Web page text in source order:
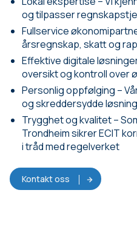
og tilpasser
Fullservice
årsregnskap, skatt og
Effektive digitale
oversikt og kontroll over
Personlig oppfølging –
og skreddersydde
Trygghet og kvalitet –
Trondheim sikrer ECIT
i tråd med regelverket
Kontakt oss